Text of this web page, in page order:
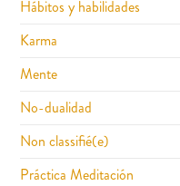
Hábitos y habilidades
Karma
Mente
No-dualidad
Non classifié(e)
Práctica Meditación